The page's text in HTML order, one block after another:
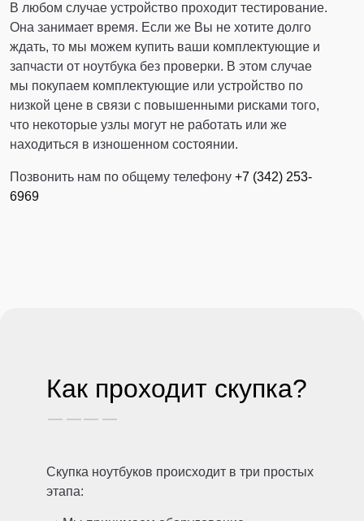
В любом случае устройство проходит тестирование.
Она занимает время. Если же Вы не хотите долго
ждать, то мы можем купить ваши комплектующие и
запчасти от ноутбука без проверки. В этом случае
мы покупаем комплектующие или устройство по
низкой цене в связи с повышенными рисками того,
что некоторые узлы могут не работать или же
находиться в изношенном состоянии.
Позвонить нам по общему телефону +7 (342) 253-
6969
Как проходит скупка?
Скупка ноутбуков происходит в три простых
этапа: